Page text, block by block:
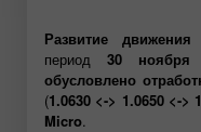
Развитие движения
период 30
обусловлено
(1.0630 <-> 1.0650 <->
Micro.